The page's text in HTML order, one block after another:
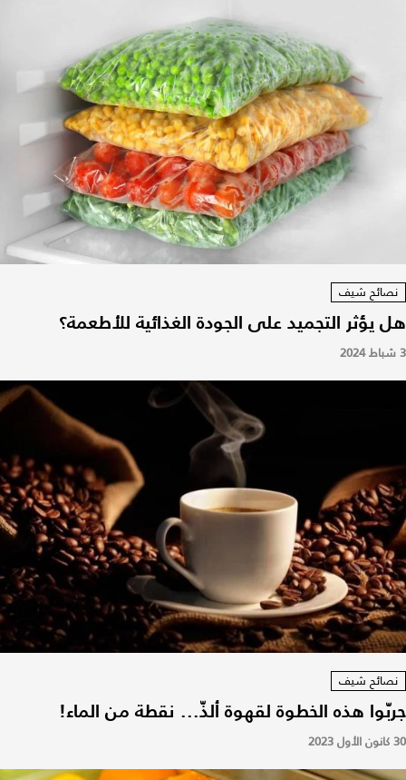
نصائح شيف
هل يؤثر التجميد على الجودة الغذائية للأطعمة؟
3 شباط 2024
نصائح شيف
جربّوا هذه الخطوة لقهوة ألذّ... نقطة من الماء!
30 كانون الأول 2023